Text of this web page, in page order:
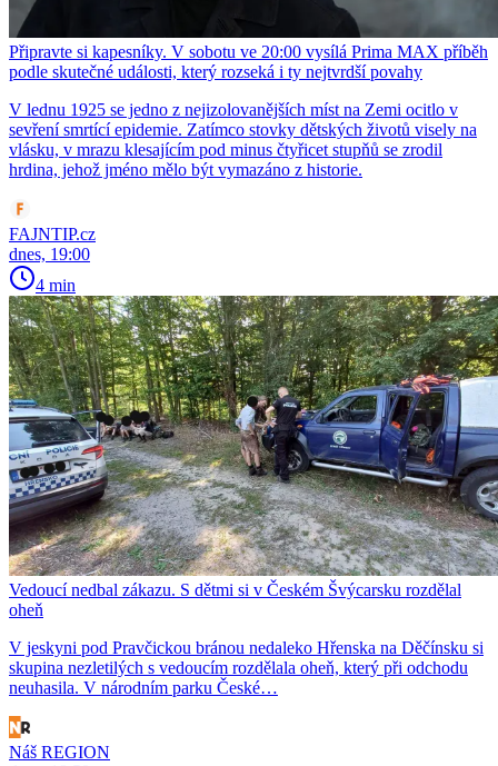
Připravte si kapesníky. V sobotu ve 20:00 vysílá Prima MAX příběh
podle skutečné události, který rozseká i ty nejtvrdší povahy
V lednu 1925 se jedno z nejizolovanějších míst na Zemi ocitlo v
sevření smrtící epidemie. Zatímco stovky dětských životů visely na
vlásku, v mrazu klesajícím pod minus čtyřicet stupňů se zrodil
hrdina, jehož jméno mělo být vymazáno z historie.
FAJNTIP.cz
dnes, 19:00
4 min
Vedoucí nedbal zákazu. S dětmi si v Českém Švýcarsku rozdělal
oheň
V jeskyni pod Pravčickou bránou nedaleko Hřenska na Děčínsku si
skupina nezletilých s vedoucím rozdělala oheň, který při odchodu
neuhasila. V národním parku České…
Náš REGION